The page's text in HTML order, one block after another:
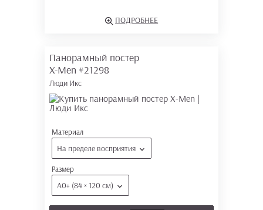
ПОДРОБНЕЕ
Панорамный постер
X-Men #21298
Люди Икс
Материал
На пределе восприятия
Размер
А0+ (84 × 120 см)